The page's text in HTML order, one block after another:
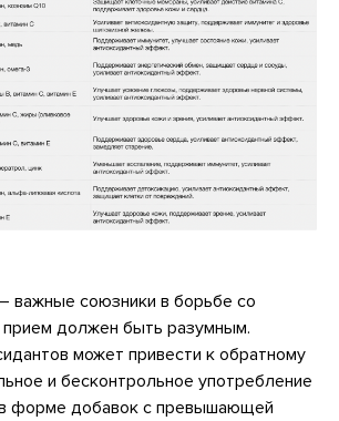
важные союзники в борьбе со
прием должен быть разумным.
может привести к обратному
и бесконтрольное употребление
в форме добавок с превышающей